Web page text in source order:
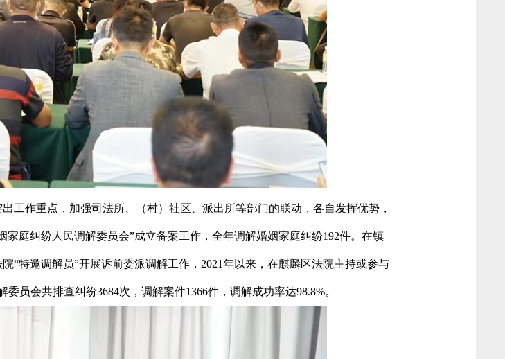
工作重点，加强司法所、（村）社区、派出所等部门的联动，各自发挥优势，
庭纠纷人民调解委员会”成立备案工作，全年调解婚姻家庭纠纷192件。在镇
“特邀调解员”开展诉前委派调解工作，2021年以来，在麒麟区法院主持或参与
员会共排查纠纷3684次，调解案件1366件，调解成功率达98.8%。